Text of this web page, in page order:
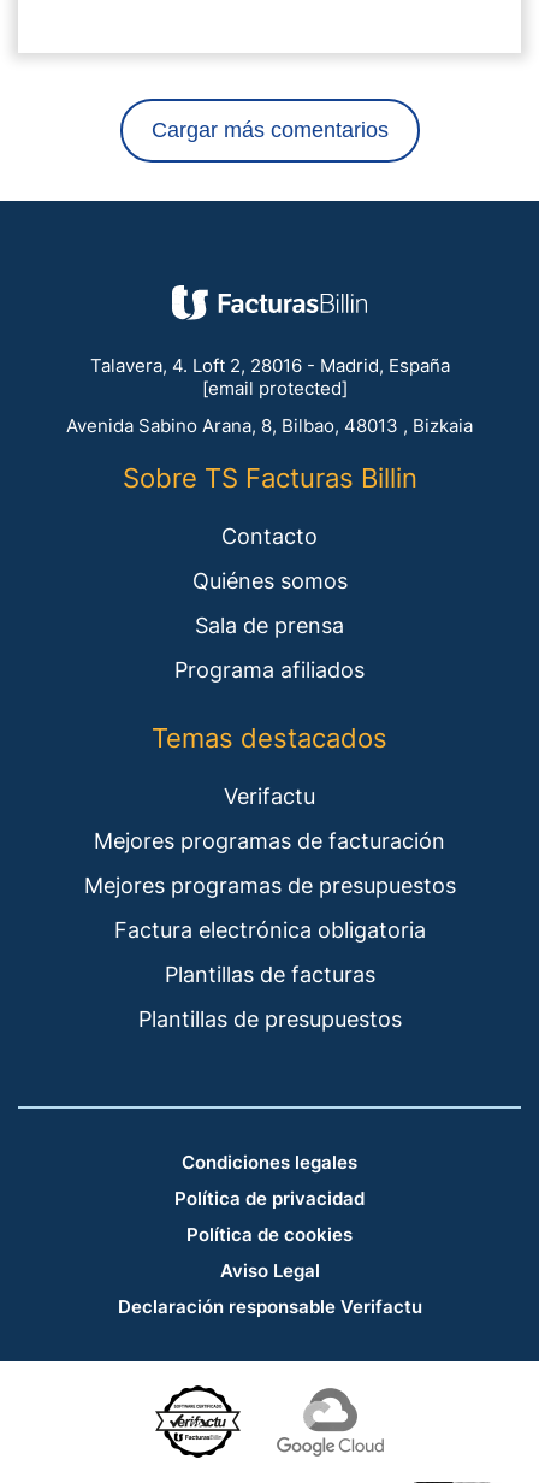
Cargar más comentarios
Talavera, 4. Loft 2, 28016 - Madrid, España
[email protected]
Avenida Sabino Arana, 8, Bilbao, 48013 , Bizkaia
Sobre TS Facturas Billin
Contacto
Quiénes somos
Sala de prensa
Programa afiliados
Temas destacados
Verifactu
Mejores programas de facturación
Mejores programas de presupuestos
Factura electrónica obligatoria
Plantillas de facturas
Plantillas de presupuestos
Condiciones legales
Política de privacidad
Política de cookies
Aviso Legal
Declaración responsable Verifactu